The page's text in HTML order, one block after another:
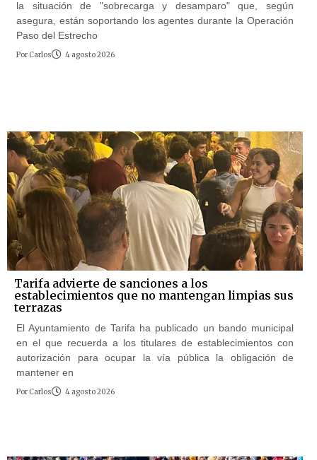
la situación de "sobrecarga y desamparo" que, según
asegura, están soportando los agentes durante la Operación
Paso del Estrecho
Por Carlos 4 agosto 2026
Tarifa advierte de sanciones a los
establecimientos que no mantengan limpias sus
terrazas
El Ayuntamiento de Tarifa ha publicado un bando municipal
en el que recuerda a los titulares de establecimientos con
autorización para ocupar la vía pública la obligación de
mantener en
Por Carlos 4 agosto 2026